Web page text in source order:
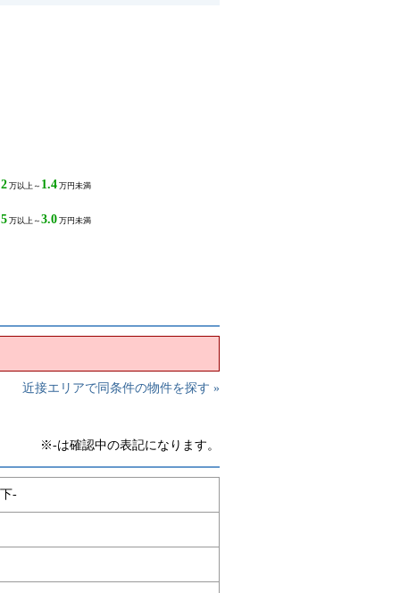
万以上～ 1.4 万円未満
万以上～ 3.0 万円未満
近接エリアで同条件の物件を探す »
※-は確認中の表記になります。
-